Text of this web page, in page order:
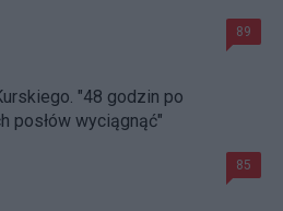
89
"48 godzin po
posłów wyciągnąć"
85